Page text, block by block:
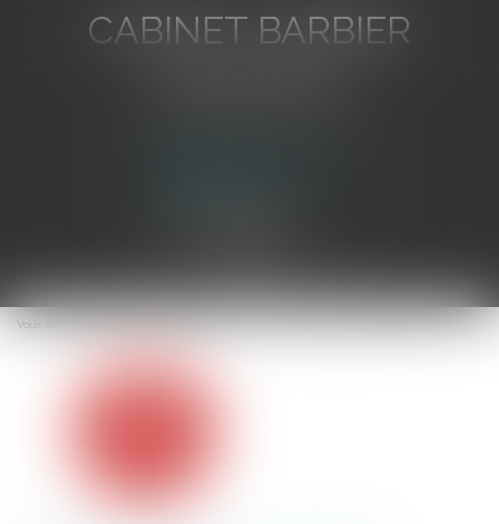
CABINET BARBIER
Ouvrir
le
Vous êtes ici :